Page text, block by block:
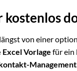
kostenlos
von einer
Vorlage für ein
Management